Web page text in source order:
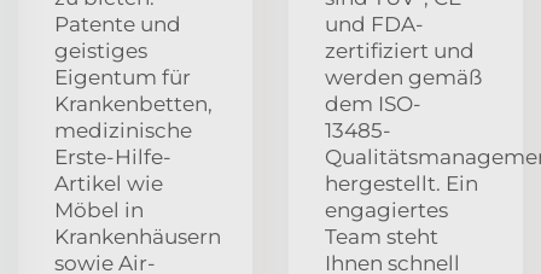
Patente und
geistiges
Eigentum für
Krankenbetten,
medizinische
Erste-Hilfe-
Artikel wie
Möbel in
Krankenhäusern
sowie Air-
und FDA-
zertifiziert und
werden gemäß
dem ISO-
13485-
hergestellt. Ein
engagiertes
Team steht
Ihnen schnell